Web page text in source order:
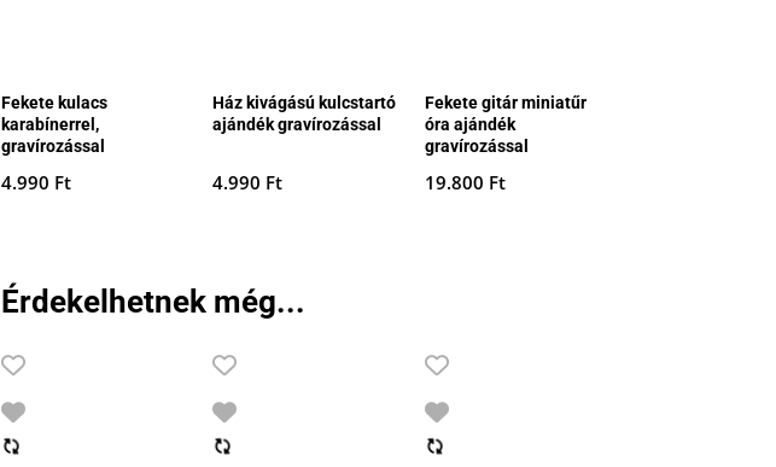
Fekete kulacs
karabínerrel,
gravírozással
4.990 Ft
Ház kivágású kulcstartó
ajándék gravírozással
4.990 Ft
Fekete gitár miniatűr
óra ajándék
gravírozással
19.800 Ft
Érdekelhetnek még...